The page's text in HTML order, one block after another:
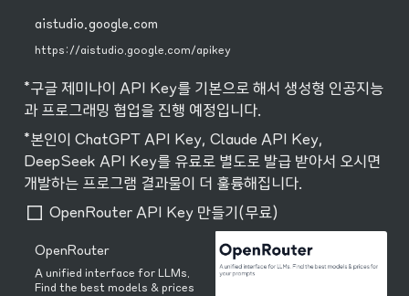
aistudio.google.com
https://aistudio.google.com/apikey
*구글 제미나이 API Key를 기본으로 해서 생성형 인공지능
과 프로그래밍 협업을 진행 예정입니다.
*본인이 ChatGPT API Key, Claude API Key,
DeepSeek API Key를 유료로 별도로 발급 받아서 오시면
개발하는 프로그램 결과물이 더 훌륭해집니다.
OpenRouter API Key 만들기(무료)
OpenRouter
A unified interface for LLMs.
Find the best models & prices